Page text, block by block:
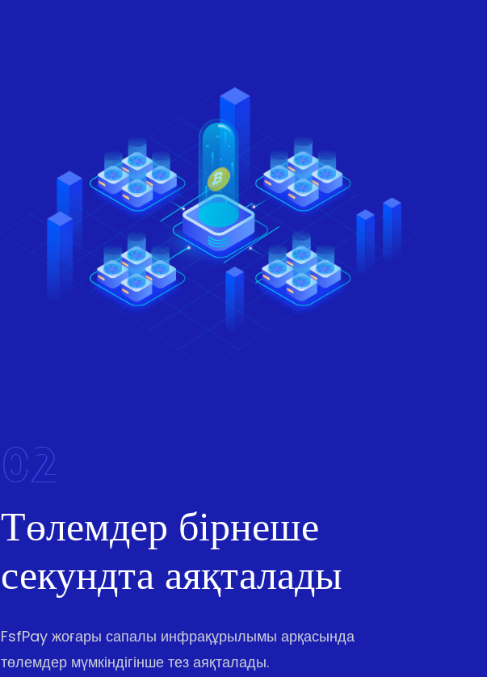
02
Төлемдер бірнеше
секундта аяқталады
FsfPay жоғары сапалы инфрақұрылымы арқасында
төлемдер мүмкіндігінше тез аяқталады.